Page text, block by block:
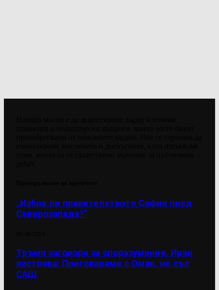
„Избра ли правителството София пред
Северозапада?“
Тръмп заговори за споразумение, Иран
настоява: Преговаряме с Оман, не със
САЩ